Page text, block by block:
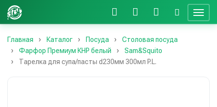
Главная Каталог Посуда
Столовая посуда
Фарфор Премиум КНР белый
Sam&Squito
Тарелка для супа/пасты d230мм 300мл P.L.